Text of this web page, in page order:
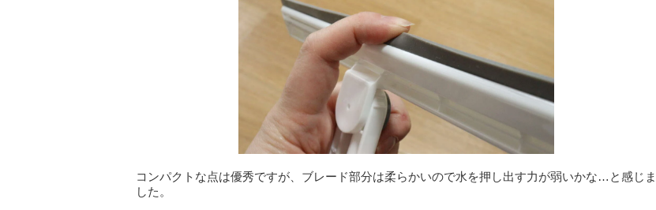
コンパクトな点は優秀ですが、ブレード部分は柔らかいので水を押し出す力が弱いかな…と感じま
した。